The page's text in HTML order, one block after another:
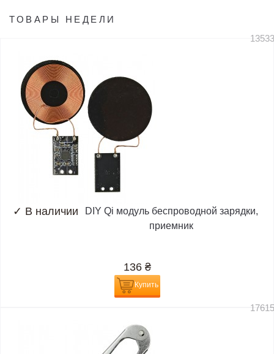
ТОВАРЫ НЕДЕЛИ
✓ В наличии
DIY Qi модуль беспроводной зарядки,
приемник
136 ₴
Купить